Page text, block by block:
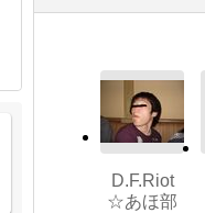
D.F.Riot
☆あほ部